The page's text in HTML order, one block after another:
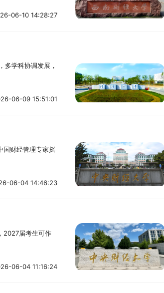
06-10 14:28:27
多学科协调发展，
06-09 15:51:01
国财经管理专家摇
06-04 14:46:23
2027届考生可作
06-04 11:16:24